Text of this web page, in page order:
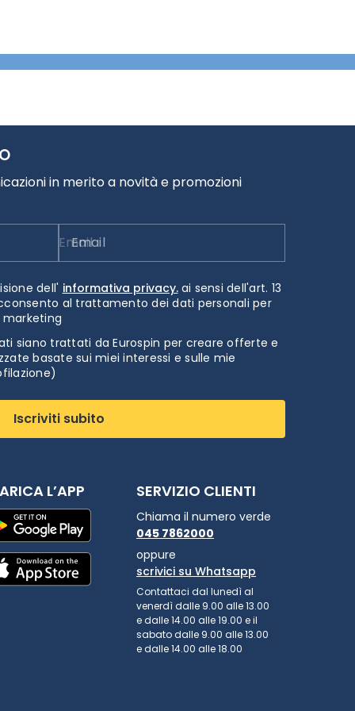
in merito a novità e promozioni
Email
dell' informativa privacy.ai sensi dell'art. 13
al trattamento dei dati personali per
siano trattati da Eurospin per creare offerte e
basate sui miei interessi e sulle mie
Iscriviti subito
L’APP SERVIZIO CLIENTI
Chiama il numero verde
045 7862000
oppure
scrivici su Whatsapp
Contattaci dal lunedì al
venerdì dalle 9.00 alle 13.00
e dalle 14.00 alle 19.00 e il
sabato dalle 9.00 alle 13.00
e dalle 14.00 alle 18.00